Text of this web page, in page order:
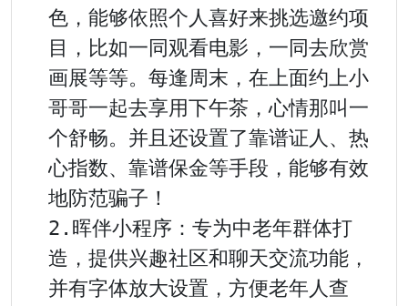
色，能够依照个人喜好来挑选邀约项
目，比如一同观看电影，一同去欣赏
画展等等。每逢周末，在上面约上小
哥哥一起去享用下午茶，心情那叫一
个舒畅。并且还设置了靠谱证人、热
心指数、靠谱保金等手段，能够有效
地防范骗子！
2.晖伴小程序：专为中老年群体打
造，提供兴趣社区和聊天交流功能，
并有字体放大设置，方便老年人查